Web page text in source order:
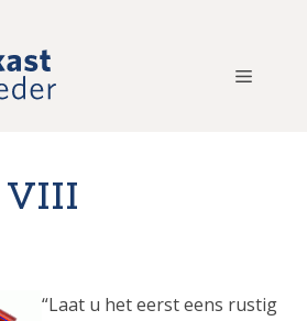
Menu
VIII
“Laat u het eerst eens rustig